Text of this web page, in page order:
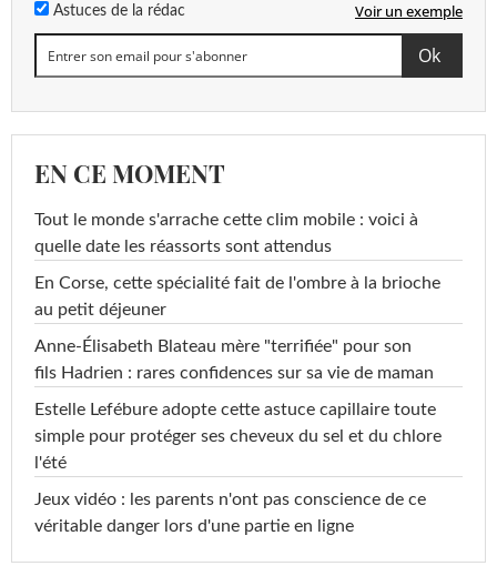
Astuces de la rédac Voir un exemple
EN CE MOMENT
Tout le monde s'arrache cette clim mobile : voici à
quelle date les réassorts sont attendus
En Corse, cette spécialité fait de l'ombre à la brioche
au petit déjeuner
Anne-Élisabeth Blateau mère "terrifiée" pour son
fils Hadrien : rares confidences sur sa vie de maman
Estelle Lefébure adopte cette astuce capillaire toute
simple pour protéger ses cheveux du sel et du chlore
l'été
Jeux vidéo : les parents n'ont pas conscience de ce
véritable danger lors d'une partie en ligne